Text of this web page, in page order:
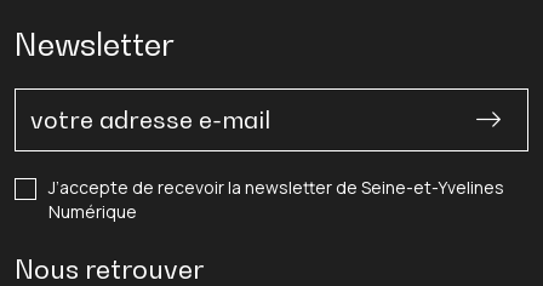
Newsletter
J’accepte de recevoir la newsletter de Seine-et-Yvelines
Numérique
Nous retrouver